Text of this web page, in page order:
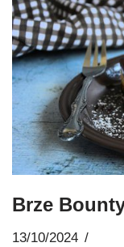
Brze
13/10/2024